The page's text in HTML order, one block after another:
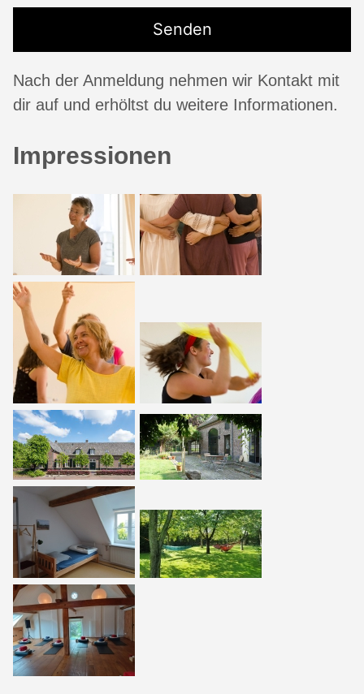
Nach der Anmeldung nehmen wir Kontakt mit
dir auf und erhöltst du weitere Informationen.
Impressionen